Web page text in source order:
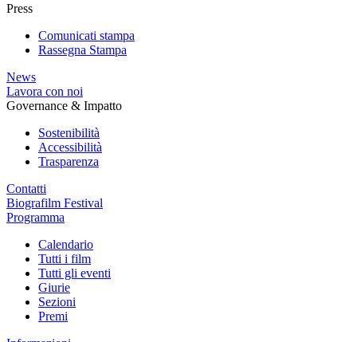
Press
Comunicati stampa
Rassegna Stampa
News
Lavora con noi
Governance & Impatto
Sostenibilità
Accessibilità
Trasparenza
Contatti
Biografilm Festival
Programma
Calendario
Tutti i film
Tutti gli eventi
Giurie
Sezioni
Premi